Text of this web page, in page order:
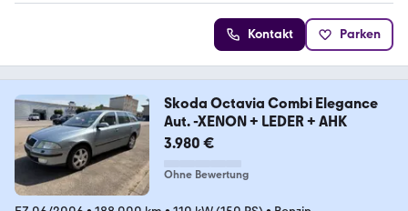
Kontakt Parken
Skoda Octavia Combi Elegance
Aut. -XENON + LEDER + AHK
3.980 €
Ohne Bewertung